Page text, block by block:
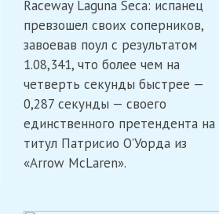
Лагуна
Сека
Raceway Laguna Seca: испанец
превзошел своих соперников,
завоевав поул с результатом
1.08,341, что более чем на
четверть секунды быстрее —
0,287 секунды — своего
единственного претендента на
титул Патрисио О’Уорда из
«Arrow McLaren».